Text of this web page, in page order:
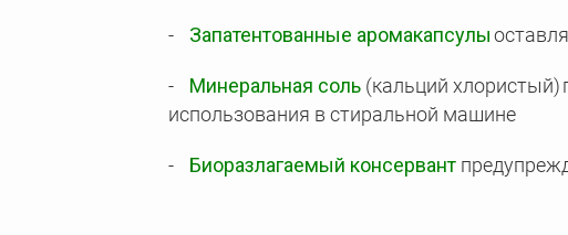
Запатентованные аромакапсулы
Минеральная соль (кальций
использования в стиральной машине
Биоразлагаемый консервант